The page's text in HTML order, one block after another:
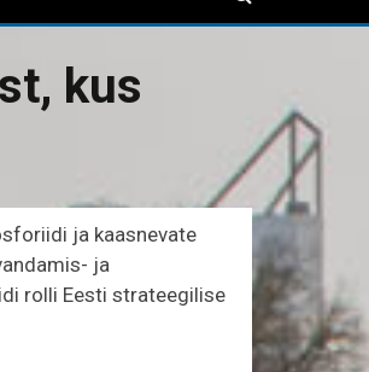
kus
ja kaasnevate
ja
rolli Eesti strateegilise